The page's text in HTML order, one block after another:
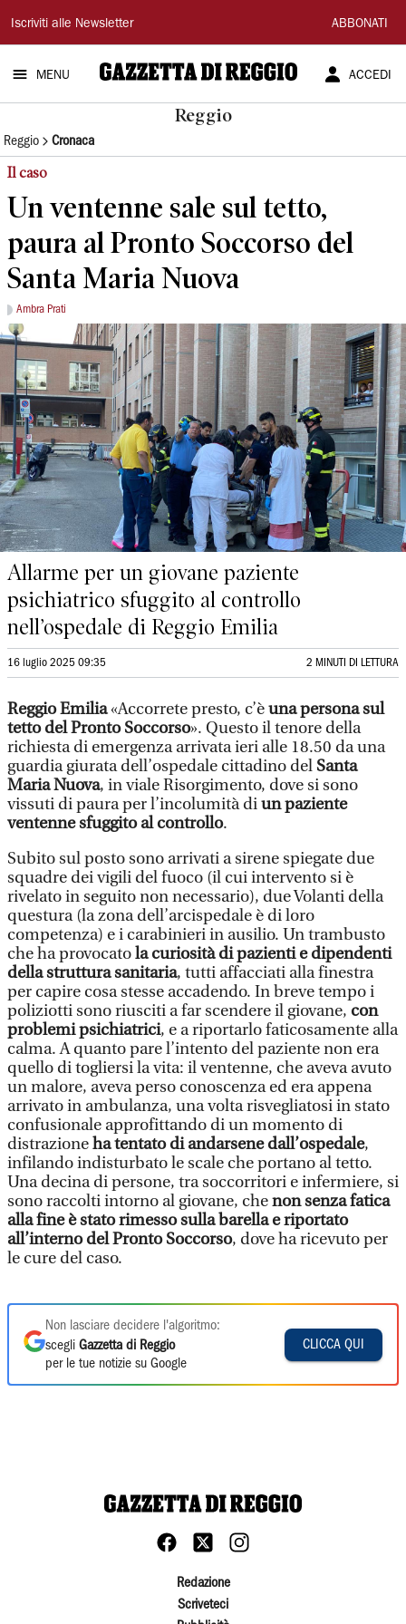
Gazzetta
di
Reggio
Iscriviti alle Newsletter ABBONATI
MENU ACCEDI
Reggio
Reggio Cronaca
Il caso
Un ventenne sale sul tetto,
paura al Pronto Soccorso del
Santa Maria Nuova
Ambra Prati
Allarme per un giovane paziente
psichiatrico sfuggito al controllo
nell’ospedale di Reggio Emilia
16 luglio 2025 09:35 2 MINUTI DI LETTURA
Reggio Emilia«Accorrete presto, c’èuna persona sul
tetto del Pronto Soccorso». Questo il tenore della
richiesta di emergenza arrivata ieri alle 18.50 da una
guardia giurata dell’ospedale cittadino del Santa
Maria Nuova, in viale Risorgimento, dove si sono
vissuti di paura per l’incolumità diun paziente
ventenne sfuggito al controllo.
Subito sul posto sono arrivati a sirene spiegate due
squadre dei vigili del fuoco (il cui intervento si è
rivelato in seguito non necessario), due Volanti della
questura (la zona dell’arcispedale è di loro
competenza) e i carabinieri in ausilio. Un trambusto
che ha provocatola curiosità di pazienti e dipendenti
della struttura sanitaria, tutti affacciati alla finestra
per capire cosa stesse accadendo. In breve tempo i
poliziotti sono riusciti a far scendere il giovane, con
problemi psichiatrici, e a riportarlo faticosamente alla
calma. A quanto pare l’intento del paziente non era
quello di togliersi la vita: il ventenne, che aveva avuto
un malore, aveva perso conoscenza ed era appena
arrivato in ambulanza, una volta risvegliatosi in stato
confusionale approfittando di un momento di
distrazioneha tentato di andarsene dall’ospedale,
infilando indisturbato le scale che portano al tetto.
Una decina di persone, tra soccorritori e infermiere, si
sono raccolti intorno al giovane, chenon senza fatica
alla fine è stato rimesso sulla barella e riportato
all’interno del Pronto Soccorso, dove ha ricevuto per
le cure del caso.
Non lasciare decidere l'algoritmo:
scegli Gazzetta di Reggio
per le tue notizie su Google
CLICCA QUI
Redazione
Scriveteci